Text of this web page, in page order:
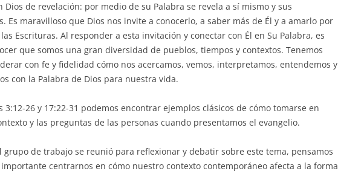
Dios de revelación: por medio de su Palabra se revela a sí mismo y sus
Es maravilloso que Dios nos invite a conocerlo, a saber más de Él y a amarlo por
Escrituras. Al responder a esta invitación y conectar con Él en Su Palabra, es
que somos una gran diversidad de pueblos, tiempos y contextos. Tenemos
con fe y fidelidad cómo nos acercamos, vemos, interpretamos, entendemos y
con la Palabra de Dios para nuestra vida.
3:12-26 y 17:22-31 podemos encontrar ejemplos clásicos de cómo tomarse en
y las preguntas de las personas cuando presentamos el evangelio.
grupo de trabajo se reunió para reflexionar y debatir sobre este tema, pensamos
centrarnos en cómo nuestro contexto contemporáneo afecta a la forma